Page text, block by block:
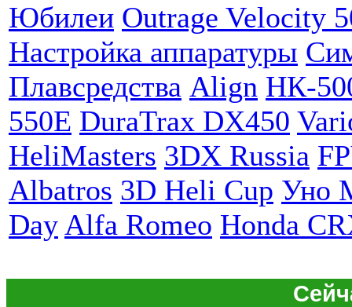
Юбилеи Outrage Velocity
Настройка аппаратуры
Плавсредства Align НК-
550E DuraTrax DX450
HeliMasters 3DX Russia
Albatros 3D Heli Cup Уно
Day Alfa Romeo Honda